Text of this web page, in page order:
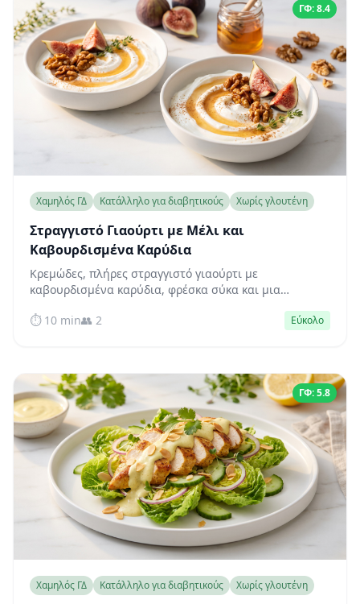
ΓΦ: 8.4
Χαμηλός ΓΔ Κατάλληλο για διαβητικούς Χωρίς γλουτένη
Στραγγιστό Γιαούρτι με Μέλι και
Καβουρδισμένα Καρύδια
Κρεμώδες, πλήρες στραγγιστό γιαούρτι με
καβουρδισμένα καρύδια, φρέσκα σύκα και μια
πρωτεΐνες που διατηρεί σταθερό το σάκχαρο του
⏱️ 10 min👥 2 Εύκολο
ΓΦ: 5.8
Χαμηλός ΓΔ Κατάλληλο για διαβητικούς Χωρίς γλουτένη